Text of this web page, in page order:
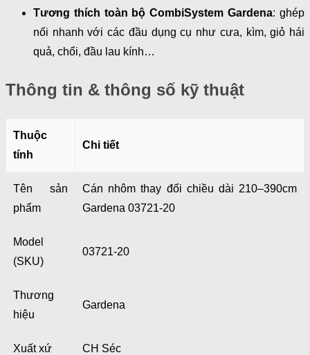
Tương thích toàn bộ CombiSystem Gardena: ghép
nối nhanh với các đầu dụng cụ như cưa, kìm, giỏ hái
quả, chổi, đầu lau kính…
Thông tin & thông số kỹ thuật
Thuộc
tính
Chi tiết
Tên sản
phẩm
Cán nhôm thay đổi chiều dài 210–390cm
Gardena 03721-20
Model
(SKU)
03721-20
Thương
hiệu
Gardena
Xuất xứ CH Séc